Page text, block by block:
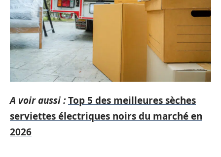
A voir aussi :Top 5 des meilleures sèches
serviettes électriques noirs du marché en
2026